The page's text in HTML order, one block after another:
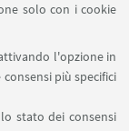
solo con i cookie
l'opzione in
più specifici
stato dei consensi